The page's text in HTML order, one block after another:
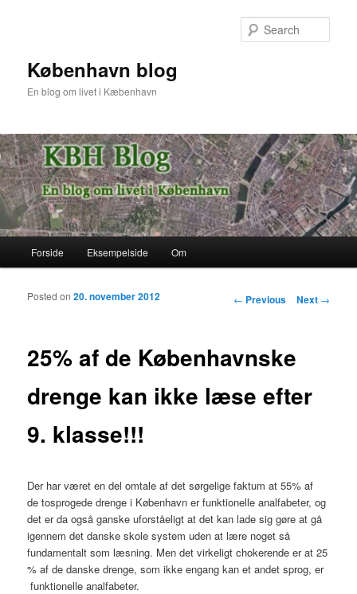
København blog
En blog om livet i Kæbenhavn
Skip to primary content
Skip to secondary content
Forside Eksempelside Om
Post navigation
← Previous Next →
25% af de Københavnske
drenge kan ikke læse efter
9. klasse!!!
Posted on20. november 2012
Der har været en del omtale af det sørgelige faktum at 55% af
de tosprogede drenge i København er funktionelle analfabeter, og
det er da også ganske uforståeligt at det kan lade sig gøre at gå
igennem det danske skole system uden at lære noget så
fundamentalt som læsning. Men det virkeligt chokerende er at 25
% af de danske drenge, som ikke engang kan et andet sprog, er
funktionelle analfabeter.